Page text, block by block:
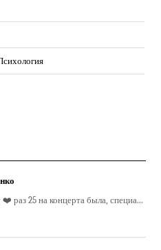
раз 25 на концерта была, специа...